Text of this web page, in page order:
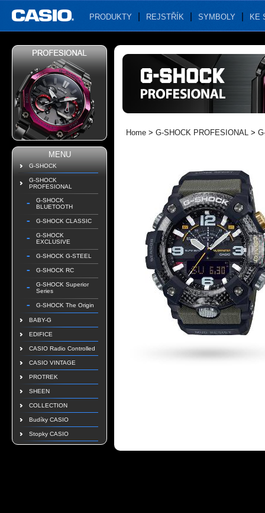
PRODUKTY REJSTŘÍK SYMBOLY KE
MENU
G-SHOCK
G-SHOCK
PROFESIONAL
G-SHOCK
BLUETOOTH
G-SHOCK CLASSIC
G-SHOCK
EXCLUSIVE
G-SHOCK G-STEEL
G-SHOCK RC
G-SHOCK Superior
Series
G-SHOCK The Origin
BABY-G
EDIFICE
CASIO Radio Controlled
CASIO VINTAGE
PROTREK
SHEEN
COLLECTION
Budíky CASIO
Stopky CASIO
Home > G-SHOCK PROFESIONAL >